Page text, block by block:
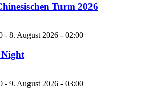
Turm 2026
- 8. August 2026 - 02:00
- 9. August 2026 - 03:00